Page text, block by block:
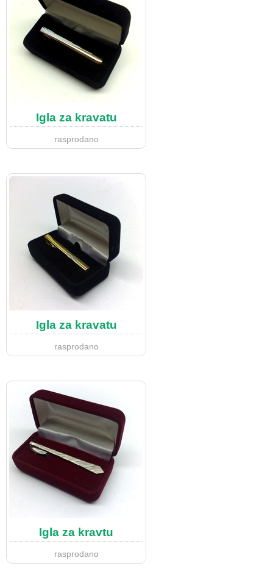
Igla za kravatu
rasprodano
Igla za kravatu
rasprodano
Igla za kravtu
rasprodano